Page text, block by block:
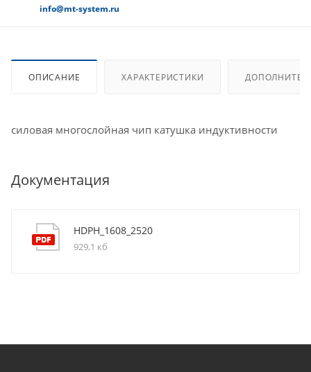
info@mt-system.ru
ОПИСАНИЕ ХАРАКТЕРИСТИКИ
силовая многослойная чип катушка индуктивности
Документация
HDPH_1608_2520
929,1 кб